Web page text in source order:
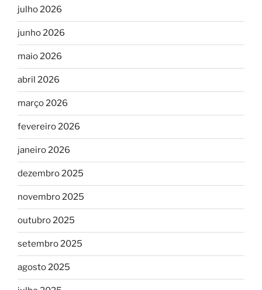
julho 2026
junho 2026
maio 2026
abril 2026
março 2026
fevereiro 2026
janeiro 2026
dezembro 2025
novembro 2025
outubro 2025
setembro 2025
agosto 2025